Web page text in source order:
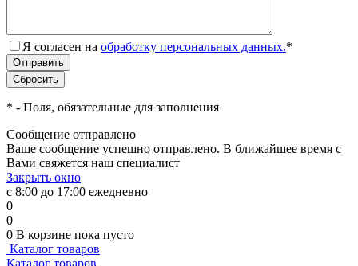
Я согласен на обработку персональных данных.*
* - Поля, обязательные для заполнения
Сообщение отправлено
Ваше сообщение успешно отправлено. В ближайшее время с
Вами свяжется наш специалист
Закрыть окно
с 8:00 до 17:00 ежедневно
0
0
0 В корзине пока пусто
Каталог товаров
Каталог товаров